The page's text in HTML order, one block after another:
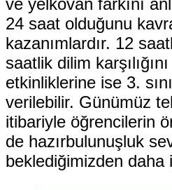
ve yelkovan farkını
24 saat olduğunu
kazanımlardır. 12
saatlik dilim
etkinliklerine ise 3.
verilebilir. Günümüz
itibariyle öğrencilerin
de hazırbulunuşluk
beklediğimizden daha